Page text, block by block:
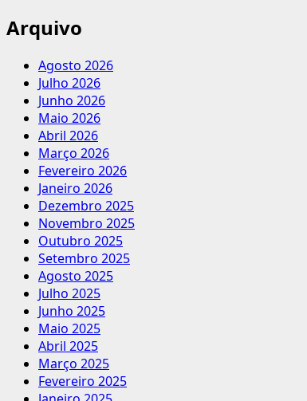
Arquivo
Agosto 2026
Julho 2026
Junho 2026
Maio 2026
Abril 2026
Março 2026
Fevereiro 2026
Janeiro 2026
Dezembro 2025
Novembro 2025
Outubro 2025
Setembro 2025
Agosto 2025
Julho 2025
Junho 2025
Maio 2025
Abril 2025
Março 2025
Fevereiro 2025